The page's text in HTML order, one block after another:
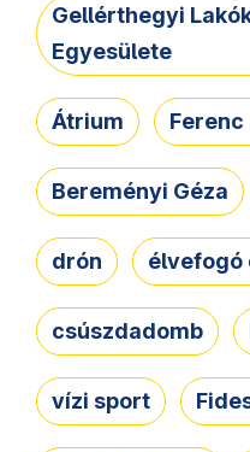
Gellérthegyi
Egyesülete
Átrium
Bereményi Géza
drón élvefogó
csúszdadomb
vízi sport